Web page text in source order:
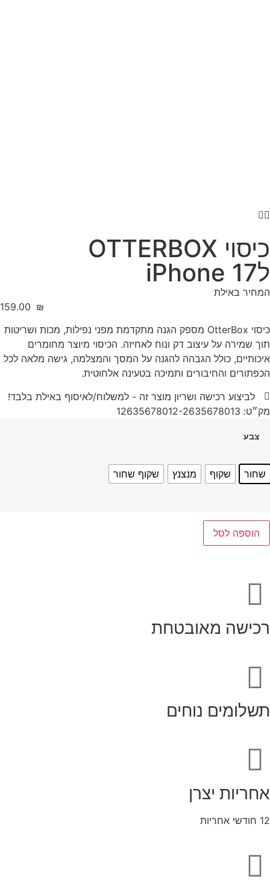
כיסוי OTTERBOX
לiPhone 17
המחיר באילת
‎159.00 ₪
כיסוי OtterBox מספק הגנה מתקדמת מפני נפילות, מכות ושריטות
תוך שמירה על עיצוב דק ונוח לאחיזה. הכיסוי מיוצר מחומרים
איכותיים, כולל הגבהה להגנה על המסך והמצלמה, גישה מלאה לכל
הכפתורים והחיבורים ותמיכה בטעינה אלחוטית.
לביצוע רכישה ושריון מוצר זה - למשלוח/לאיסוף באילת בלבד!
מק״ט: 12635678012-2635678013
צבע
שחור שקוף מנצנץ שקוף שחור
הוספה לסל
רכישה מאובטחת
תשלומים נוחים
אחריות יצרן
12 חודשי אחריות